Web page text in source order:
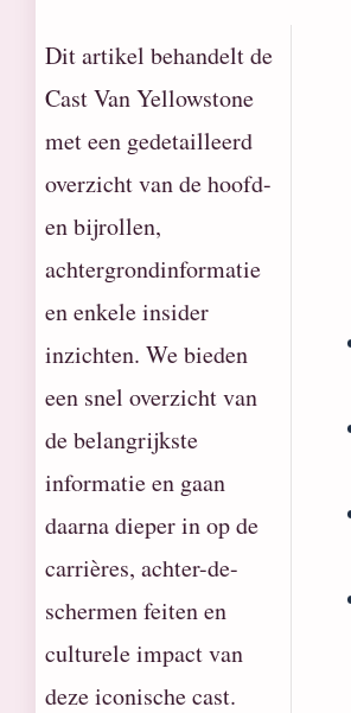
Dit artikel behandelt de
Cast Van Yellowstone
met een gedetailleerd
overzicht van de hoofd-
en bijrollen,
achtergrondinformatie
en enkele insider
inzichten. We bieden
een snel overzicht van
de belangrijkste
informatie en gaan
daarna dieper in op de
carrières, achter-de-
schermen feiten en
culturele impact van
deze iconische cast.